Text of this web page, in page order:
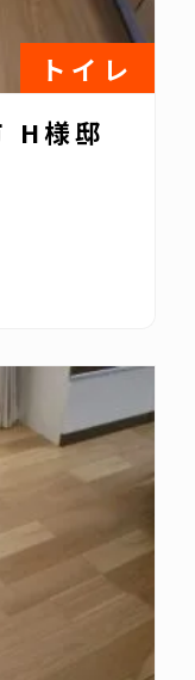
トイレ
H様邸